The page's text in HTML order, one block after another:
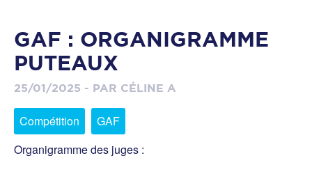
GAF : ORGANIGRAMME
PUTEAUX
25/01/2025 - PAR CÉLINE A
Compétition
GAF
Organigramme des juges :